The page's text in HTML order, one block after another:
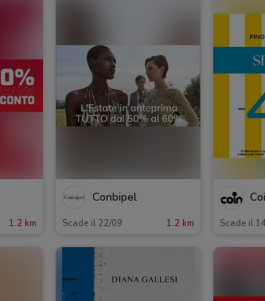
1.2 km
Conbipel
Scade il 22/09 1.2 km Scade il